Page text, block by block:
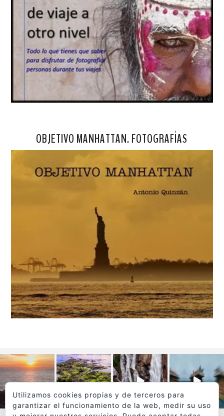
OBJETIVO MANHATTAN. FOTOGRAFÍAS
Utilizamos cookies propias y de terceros para
garantizar el funcionamiento de la web, medir su uso